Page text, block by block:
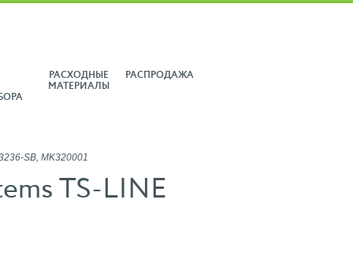
РАСХОДНЫЕ
МАТЕРИАЛЫ
РАСПРОДАЖА
SB, MK320001
TS-LINE